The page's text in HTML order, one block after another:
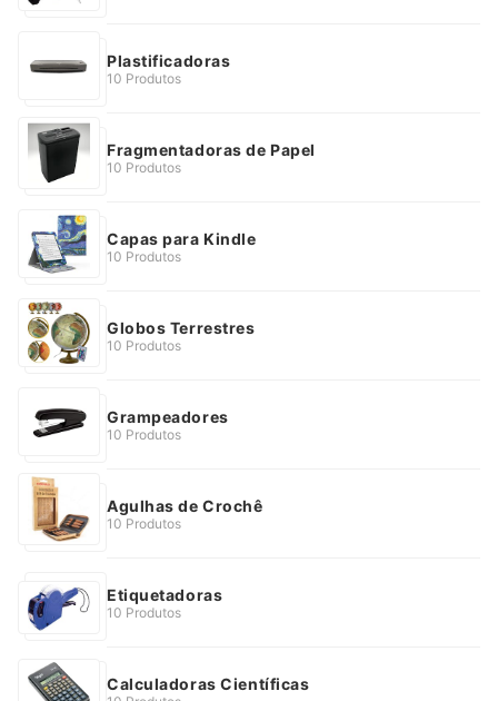
Plastificadoras
10 Produtos
Fragmentadoras de Papel
10 Produtos
Capas para Kindle
10 Produtos
Globos Terrestres
10 Produtos
Grampeadores
10 Produtos
Agulhas de Crochê
10 Produtos
Etiquetadoras
10 Produtos
Calculadoras Científicas